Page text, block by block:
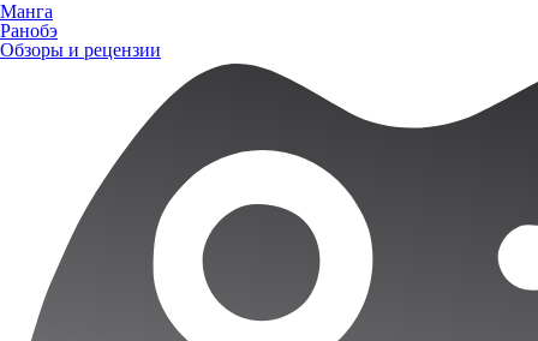
Манга
Ранобэ
Обзоры и рецензии